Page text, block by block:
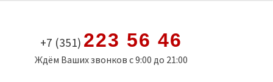
+7 (351) 223 56 46
Ждём Ваших звонков с 9:00 до 21:00